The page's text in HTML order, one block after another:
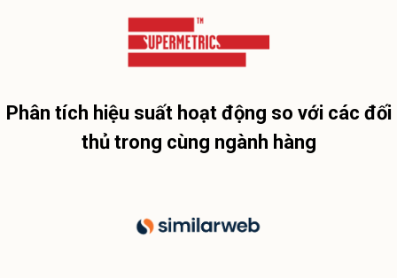
Phân tích hiệu suất hoạt động so với các đối
thủ trong cùng ngành hàng